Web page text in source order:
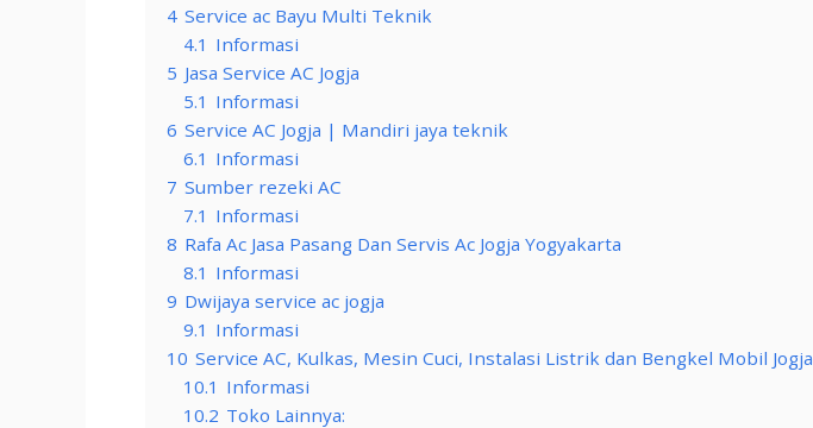
4 Service ac Bayu Multi Teknik
4.1 Informasi
5 Jasa Service AC Jogja
5.1 Informasi
6 Service AC Jogja | Mandiri jaya teknik
6.1 Informasi
7 Sumber rezeki AC
7.1 Informasi
8 Rafa Ac Jasa Pasang Dan Servis Ac Jogja Yogyakarta
8.1 Informasi
9 Dwijaya service ac jogja
9.1 Informasi
10 Service AC, Kulkas, Mesin Cuci, Instalasi Listrik dan Bengkel Mobil Jogja
10.1 Informasi
10.2 Toko Lainnya: